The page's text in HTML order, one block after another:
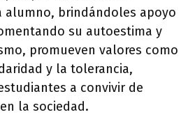
alumno, brindándoles apoyo
su autoestima y
promueven valores como
y la tolerancia,
a convivir de
la sociedad.